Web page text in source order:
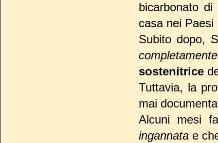
bicarbonato
casa nei Paesi
Subito dopo,
completamente
sostenitrice
Tuttavia, la
mai
Alcuni mesi
ingannata e